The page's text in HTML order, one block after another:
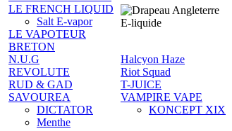
LE FRENCH LIQUID
Salt E-vapor
LE VAPOTEUR
BRETON
N.U.G
REVOLUTE
RUD & GAD
SAVOUREA
DICTATOR
Menthe
Halcyon Haze
Riot Squad
T-JUICE
VAMPIRE VAPE
KONCEPT XIX